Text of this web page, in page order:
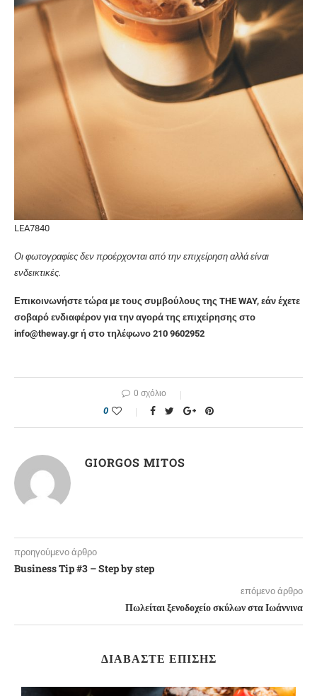
LEA7840
Οι φωτογραφίες δεν προέρχονται από την επιχείρηση αλλά είναι
ενδεικτικές.
Επικοινωνήστε τώρα με τους συμβούλους της THE WAY, εάν έχετε
σοβαρό ενδιαφέρον για την αγορά της επιχείρησης στο
info@theway.gr ή στο τηλέφωνο 210 9602952
0 σχόλιο
0
GIORGOS MITOS
προηγούμενο άρθρο
Business Tip #3 – Step by step
επόμενο άρθρο
Πωλείται ξενοδοχείο σκύλων στα Ιωάννινα
ΔΙΑΒΆΣΤΕ ΕΠΊΣΗΣ